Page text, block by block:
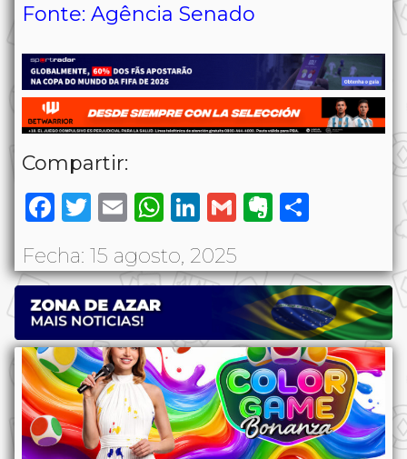
Fonte: Agência Senado
Compartir:
Facebook
Twitter
EmailWhatsApp
LinkedIn
GmailEvernote
Fecha: 15 agosto, 2025